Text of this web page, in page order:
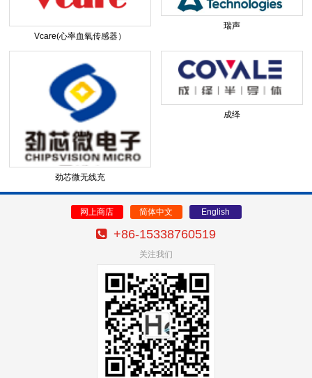
Vcare(心率血氧传感器）
瑞声
劲芯微无线充
成绎
网上商店 简体中文 English
+86-15338760519
关注我们